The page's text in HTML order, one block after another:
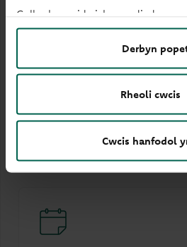
Gallwch newid eich gosodiadau ar
Derbyn
Rheoli cwcis
Cwcis hanfodol
Mynediad cadeiriau
Dolen sain